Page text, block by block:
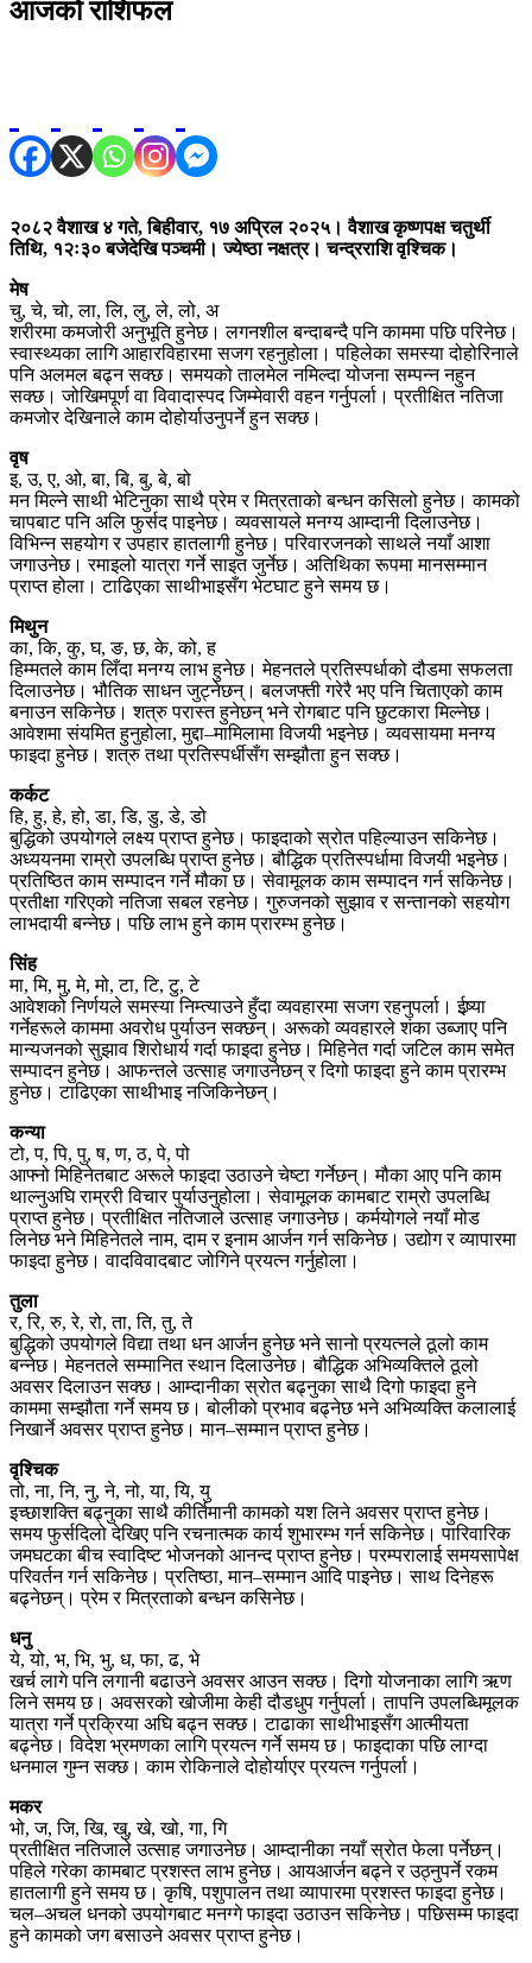
आजको राशिफल
२०८२ वैशाख ४ गते, बिहीवार, १७ अप्रिल २०२५। वैशाख कृष्णपक्ष चतुर्थी
तिथि, १२ः३० बजेदेखि पञ्चमी। ज्येष्ठा नक्षत्र। चन्द्रराशि वृश्चिक।
मेष
चु, चे, चो, ला, लि, लु, ले, लो, अ
शरीरमा कमजोरी अनुभूति हुनेछ। लगनशील बन्दाबन्दै पनि काममा पछि परिनेछ।
स्वास्थ्यका लागि आहारविहारमा सजग रहनुहोला। पहिलेका समस्या दोहोरिनाले
पनि अलमल बढ्न सक्छ। समयको तालमेल नमिल्दा योजना सम्पन्न नहुन
सक्छ। जोखिमपूर्ण वा विवादास्पद जिम्मेवारी वहन गर्नुपर्ला। प्रतीक्षित नतिजा
कमजोर देखिनाले काम दोहोर्याउनुपर्ने हुन सक्छ।
वृष
इ, उ, ए, ओ, बा, बि, बु, बे, बो
मन मिल्ने साथी भेटिनुका साथै प्रेम र मित्रताको बन्धन कसिलो हुनेछ। कामको
चापबाट पनि अलि फुर्सद पाइनेछ। व्यवसायले मनग्य आम्दानी दिलाउनेछ।
विभिन्न सहयोग र उपहार हातलागी हुनेछ। परिवारजनको साथले नयाँ आशा
जगाउनेछ। रमाइलो यात्रा गर्ने साइत जुर्नेछ। अतिथिका रूपमा मानसम्मान
प्राप्त होला। टाढिएका साथीभाइसँग भेटघाट हुने समय छ।
मिथुन
का, कि, कु, घ, ङ, छ, के, को, ह
हिम्मतले काम लिँदा मनग्य लाभ हुनेछ। मेहनतले प्रतिस्पर्धाको दौडमा सफलता
दिलाउनेछ। भौतिक साधन जुट्नेछन्। बलजफ्ती गरेरै भए पनि चिताएको काम
बनाउन सकिनेछ। शत्रु परास्त हुनेछन् भने रोगबाट पनि छुटकारा मिल्नेछ।
आवेशमा संयमित हुनुहोला, मुद्दा–मामिलामा विजयी भइनेछ। व्यवसायमा मनग्य
फाइदा हुनेछ। शत्रु तथा प्रतिस्पर्धीसँग सम्झौता हुन सक्छ।
कर्कट
हि, हु, हे, हो, डा, डि, डु, डे, डो
बुद्धिको उपयोगले लक्ष्य प्राप्त हुनेछ। फाइदाको स्रोत पहिल्याउन सकिनेछ।
अध्ययनमा राम्रो उपलब्धि प्राप्त हुनेछ। बौद्धिक प्रतिस्पर्धामा विजयी भइनेछ।
प्रतिष्ठित काम सम्पादन गर्ने मौका छ। सेवामूलक काम सम्पादन गर्न सकिनेछ।
प्रतीक्षा गरिएको नतिजा सबल रहनेछ। गुरुजनको सुझाव र सन्तानको सहयोग
लाभदायी बन्नेछ। पछि लाभ हुने काम प्रारम्भ हुनेछ।
सिंह
मा, मि, मु, मे, मो, टा, टि, टु, टे
आवेशको निर्णयले समस्या निम्त्याउने हुँदा व्यवहारमा सजग रहनुपर्ला। ईष्र्या
गर्नेहरूले काममा अवरोध पुर्याउन सक्छन्। अरूको व्यवहारले शंका उब्जाए पनि
मान्यजनको सुझाव शिरोधार्य गर्दा फाइदा हुनेछ। मिहिनेत गर्दा जटिल काम समेत
सम्पादन हुनेछ। आफन्तले उत्साह जगाउनेछन् र दिगो फाइदा हुने काम प्रारम्भ
हुनेछ। टाढिएका साथीभाइ नजिकिनेछन्।
कन्या
टो, प, पि, पु, ष, ण, ठ, पे, पो
आफ्नो मिहिनेतबाट अरूले फाइदा उठाउने चेष्टा गर्नेछन्। मौका आए पनि काम
थाल्नुअघि राम्ररी विचार पुर्याउनुहोला। सेवामूलक कामबाट राम्रो उपलब्धि
प्राप्त हुनेछ। प्रतीक्षित नतिजाले उत्साह जगाउनेछ। कर्मयोगले नयाँ मोड
लिनेछ भने मिहिनेतले नाम, दाम र इनाम आर्जन गर्न सकिनेछ। उद्योग र व्यापारमा
फाइदा हुनेछ। वादविवादबाट जोगिने प्रयत्न गर्नुहोला।
तुला
र, रि, रु, रे, रो, ता, ति, तु, ते
बुद्धिको उपयोगले विद्या तथा धन आर्जन हुनेछ भने सानो प्रयत्नले ठूलो काम
बन्नेछ। मेहनतले सम्मानित स्थान दिलाउनेछ। बौद्धिक अभिव्यक्तिले ठूलो
अवसर दिलाउन सक्छ। आम्दानीका स्रोत बढ्नुका साथै दिगो फाइदा हुने
काममा सम्झौता गर्ने समय छ। बोलीको प्रभाव बढ्नेछ भने अभिव्यक्ति कलालाई
निखार्ने अवसर प्राप्त हुनेछ। मान–सम्मान प्राप्त हुनेछ।
वृश्चिक
तो, ना, नि, नु, ने, नो, या, यि, यु
इच्छाशक्ति बढ्नुका साथै कीर्तिमानी कामको यश लिने अवसर प्राप्त हुनेछ।
समय फुर्सदिलो देखिए पनि रचनात्मक कार्य शुभारम्भ गर्न सकिनेछ। पारिवारिक
जमघटका बीच स्वादिष्ट भोजनको आनन्द प्राप्त हुनेछ। परम्परालाई समयसापेक्ष
परिवर्तन गर्न सकिनेछ। प्रतिष्ठा, मान–सम्मान आदि पाइनेछ। साथ दिनेहरू
बढ्नेछन्। प्रेम र मित्रताको बन्धन कसिनेछ।
धनु
ये, यो, भ, भि, भु, ध, फा, ढ, भे
खर्च लागे पनि लगानी बढाउने अवसर आउन सक्छ। दिगो योजनाका लागि ऋण
लिने समय छ। अवसरको खोजीमा केही दौडधुप गर्नुपर्ला। तापनि उपलब्धिमूलक
यात्रा गर्ने प्रक्रिया अघि बढ्न सक्छ। टाढाका साथीभाइसँग आत्मीयता
बढ्नेछ। विदेश भ्रमणका लागि प्रयत्न गर्ने समय छ। फाइदाका पछि लाग्दा
धनमाल गुम्न सक्छ। काम रोकिनाले दोहोर्याएर प्रयत्न गर्नुपर्ला।
मकर
भो, ज, जि, खि, खु, खे, खो, गा, गि
प्रतीक्षित नतिजाले उत्साह जगाउनेछ। आम्दानीका नयाँ स्रोत फेला पर्नेछन्।
पहिले गरेका कामबाट प्रशस्त लाभ हुनेछ। आयआर्जन बढ्ने र उठ्नुपर्ने रकम
हातलागी हुने समय छ। कृषि, पशुपालन तथा व्यापारमा प्रशस्त फाइदा हुनेछ।
चल–अचल धनको उपयोगबाट मनग्गे फाइदा उठाउन सकिनेछ। पछिसम्म फाइदा
हुने कामको जग बसाउने अवसर प्राप्त हुनेछ।